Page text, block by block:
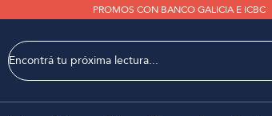
PROMOS CON BANCO GALICIA E ICBC